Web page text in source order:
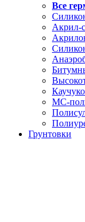
Все
Акрил-
МС-
Грунтовки